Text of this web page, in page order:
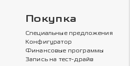
Покупка
Специальные предложения
Конфигуратор
Финансовые программы
Запись на тест-драйв